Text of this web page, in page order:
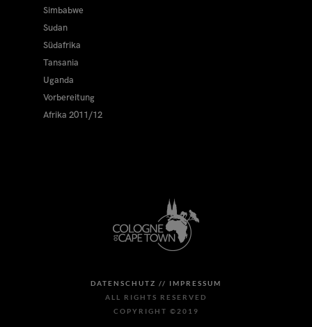
Simbabwe
Sudan
Südafrika
Tansania
Uganda
Vorbereitung
Afrika 2011/12
DATENSCHUTZ // IMPRESSUM
ALL RIGHTS RESERVED
COPYRIGHT ©2019